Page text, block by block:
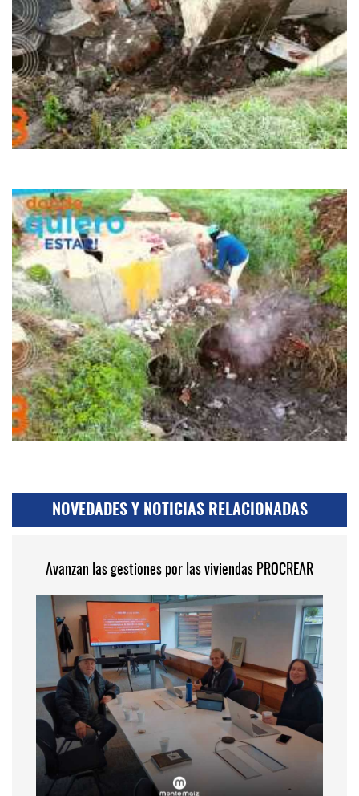
NOVEDADES Y NOTICIAS RELACIONADAS
Avanzan las gestiones por las viviendas PROCREAR